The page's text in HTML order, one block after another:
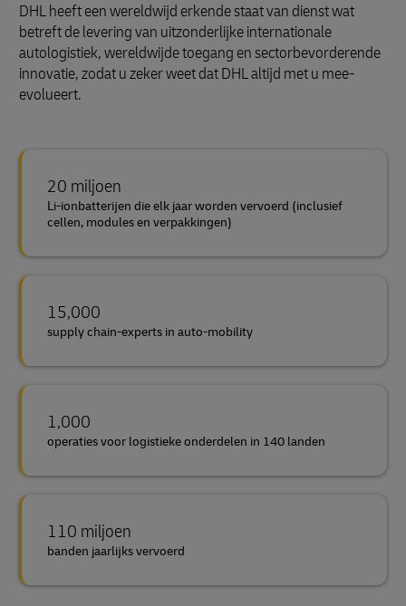
DHL heeft een wereldwijd erkende staat van dienst wat
betreft de levering van uitzonderlijke internationale
autologistiek, wereldwijde toegang en sectorbevorderende
innovatie, zodat u zeker weet dat DHL altijd met u mee-
evolueert.
20 miljoen
Li-ionbatterijen die elk jaar worden vervoerd (inclusief
cellen, modules en verpakkingen)
15,000
supply chain-experts in auto-mobility
1,000
operaties voor logistieke onderdelen in 140 landen
110 miljoen
banden jaarlijks vervoerd